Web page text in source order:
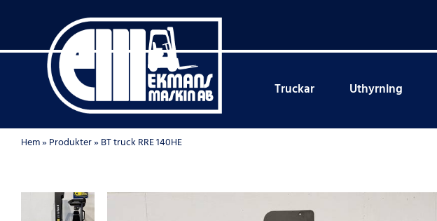
Truckar Uthyrning
Hem» Produkter» BT truck RRE 140HE